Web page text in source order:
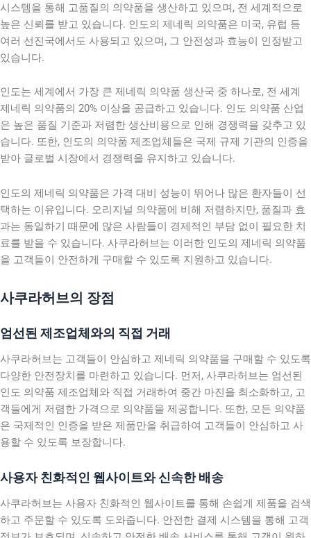
시스템을 통해 고품질의 의약품을 생산하고 있으며, 전 세계적으로
높은 신뢰를 받고 있습니다. 인도의 제네릭 의약품은 미국, 유럽 등
여러 선진국에서도 사용되고 있으며, 그 안전성과 효능이 인정받고
있습니다.
인도는 세계에서 가장 큰 제네릭 의약품 생산국 중 하나로, 전 세계
제네릭 의약품의 20% 이상을 공급하고 있습니다. 인도 의약품 산업
은 높은 품질 기준과 저렴한 생산비용으로 인해 경쟁력을 갖추고 있
습니다. 또한, 인도의 의약품 제조업체들은 국제 규제 기관의 인증을
받아 글로벌 시장에서 경쟁력을 유지하고 있습니다.
인도의 제네릭 의약품은 가격 대비 성능이 뛰어나 많은 환자들이 선
택하는 이유입니다. 오리지널 의약품에 비해 저렴하지만, 품질과 효
과는 동일하기 때문에 많은 사람들이 경제적인 부담 없이 필요한 치
료를 받을 수 있습니다. 사쿠라허브는 이러한 인도의 제네릭 의약품
을 고객들이 안전하게 구매할 수 있도록 지원하고 있습니다.
사쿠라허브의 장점
엄선된 제조업체와의 직접 거래
사쿠라허브는 고객들이 안심하고 제네릭 의약품을 구매할 수 있도록
다양한 안전장치를 마련하고 있습니다. 먼저, 사쿠라허브는 엄선된
인도 의약품 제조업체와 직접 거래하여 중간 마진을 최소화하고, 고
객들에게 저렴한 가격으로 의약품을 제공합니다. 또한, 모든 의약품
은 국제적인 인증을 받은 제품만을 취급하여 고객들이 안심하고 사
용할 수 있도록 보장합니다.
사용자 친화적인 웹사이트와 신속한 배송
사쿠라허브는 사용자 친화적인 웹사이트를 통해 손쉽게 제품을 검색
하고 주문할 수 있도록 도와줍니다. 안전한 결제 시스템을 통해 고객